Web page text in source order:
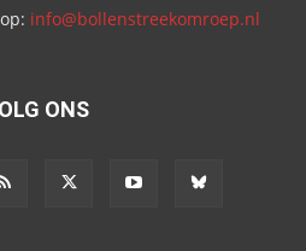
info@bollenstreekomroep.nl
ONS